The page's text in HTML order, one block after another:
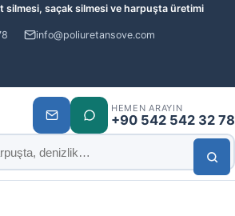
silmesi, saçak silmesi ve harpuşta üretimi
info@poliuretansove.com
HEMEN ARAYIN
+90 542 542 32 78